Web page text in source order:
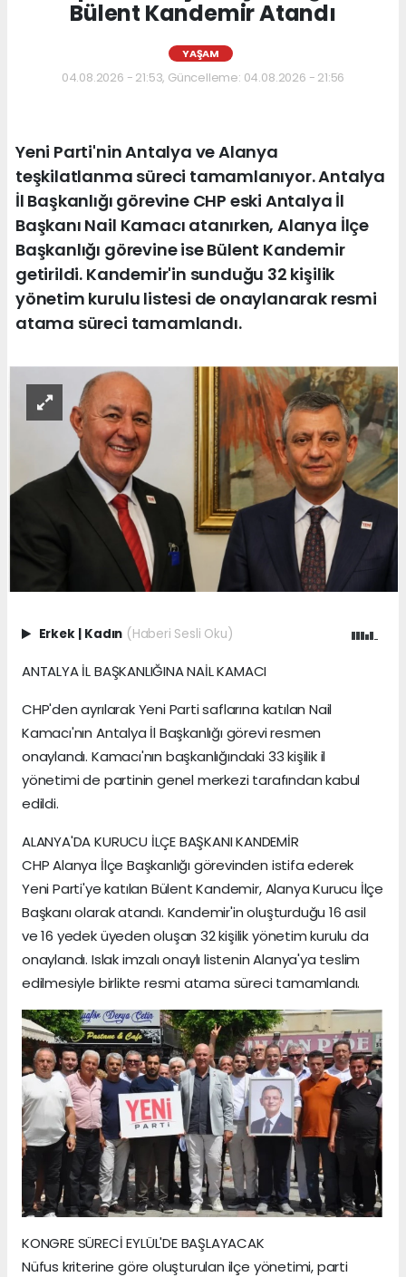
Bülent Kandemir Atandı
YAŞAM
04.08.2026 - 21:53, Güncelleme: 04.08.2026 - 21:56
Yeni Parti'nin Antalya ve Alanya
teşkilatlanma süreci tamamlanıyor. Antalya
İl Başkanlığı görevine CHP eski Antalya İl
Başkanı Nail Kamacı atanırken, Alanya İlçe
Başkanlığı görevine ise Bülent Kandemir
getirildi. Kandemir'in sunduğu 32 kişilik
yönetim kurulu listesi de onaylanarak resmi
atama süreci tamamlandı.
Erkek | Kadın (Haberi Sesli Oku)
ANTALYA İL BAŞKANLIĞINA NAİL KAMACI
CHP'den ayrılarak Yeni Parti saflarına katılan Nail
Kamacı'nın Antalya İl Başkanlığı görevi resmen
onaylandı. Kamacı'nın başkanlığındaki 33 kişilik il
yönetimi de partinin genel merkezi tarafından kabul
edildi.
ALANYA'DA KURUCU İLÇE BAŞKANI KANDEMİR
CHP Alanya İlçe Başkanlığı görevinden istifa ederek
Yeni Parti'ye katılan Bülent Kandemir, Alanya Kurucu İlçe
Başkanı olarak atandı. Kandemir'in oluşturduğu 16 asil
ve 16 yedek üyeden oluşan 32 kişilik yönetim kurulu da
onaylandı. Islak imzalı onaylı listenin Alanya'ya teslim
edilmesiyle birlikte resmi atama süreci tamamlandı.
KONGRE SÜRECİ EYLÜL'DE BAŞLAYACAK
Nüfus kriterine göre oluşturulan ilçe yönetimi, parti